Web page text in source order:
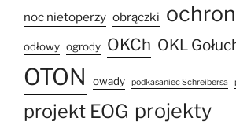
noc nietoperzy obrączki
odłowy ogrody OKCh OKL
OTON owady podkasaniec Schreibersa
projekt EOG projekty